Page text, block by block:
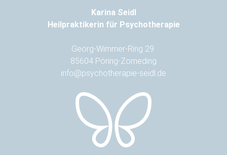
Karina Seidl
Heilpraktikerin für Psychotherapie
Georg-Wimmer-Ring 29
85604 Pöring-Zorneding
info@psychotherapie-seidl.de